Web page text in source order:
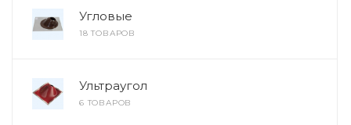
Угловые
18 ТОВАРОВ
Ультраугол
6 ТОВАРОВ